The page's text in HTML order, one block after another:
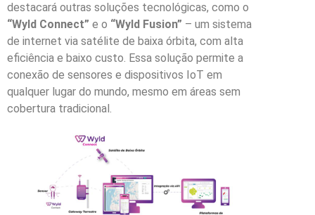
destacará outras soluções tecnológicas, como o
“Wyld Connect” e o “Wyld Fusion” – um sistema
de internet via satélite de baixa órbita, com alta
eficiência e baixo custo. Essa solução permite a
conexão de sensores e dispositivos IoT em
qualquer lugar do mundo, mesmo em áreas sem
cobertura tradicional.